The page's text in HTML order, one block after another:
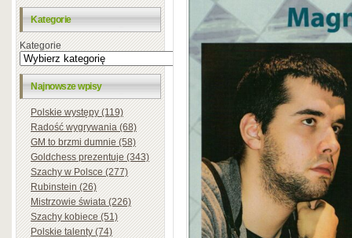
Kategorie
Kategorie
Najnowsze wpisy
Polskie występy (119)
Radość wygrywania (68)
GM to brzmi dumnie (58)
Goldchess prezentuje (343)
Szachy w Polsce (277)
Rubinstein (26)
Mistrzowie świata (226)
Szachy kobiece (51)
Polskie talenty (74)